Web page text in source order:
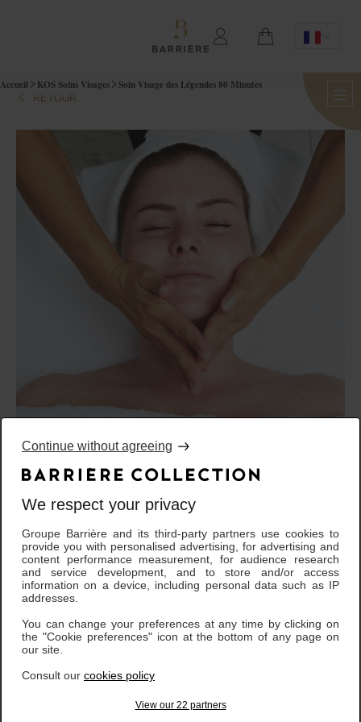
Continue without agreeing
We respect your privacy
Groupe Barrière and its third-party partners use cookies to
provide you with personalised advertising, for advertising and
content performance measurement, for audience research
and service development, and to store and/or access
information on a device, including personal data such as IP
addresses.
You can change your preferences at any time by clicking on
the "Cookie preferences" icon at the bottom of any page on
our site.
Consult our cookies policy
View our 22 partners
Accueil KOS Soins Visages Soin Visage des Légendes 80 Minutes
RETOUR
Soin Visage des
Légendes 80 Minutes
Synergie d’actions entre des produits d’exception et un protocole
très raffiné. Ce soin très précis permet de combattre le stress et de
gommage doux suivi d’un masque des Légendes et d’un long
massage « kobido » aux extraits de pépins de figue de barbarie et